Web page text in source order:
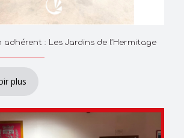
adhérent : Les Jardins de l’Hermitage
plus